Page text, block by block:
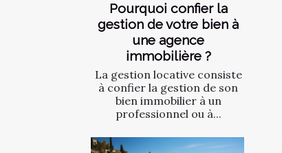
Pourquoi confier la
gestion de votre bien à
une agence
immobilière ?
La gestion locative consiste
à confier la gestion de son
bien immobilier à un
professionnel ou à...